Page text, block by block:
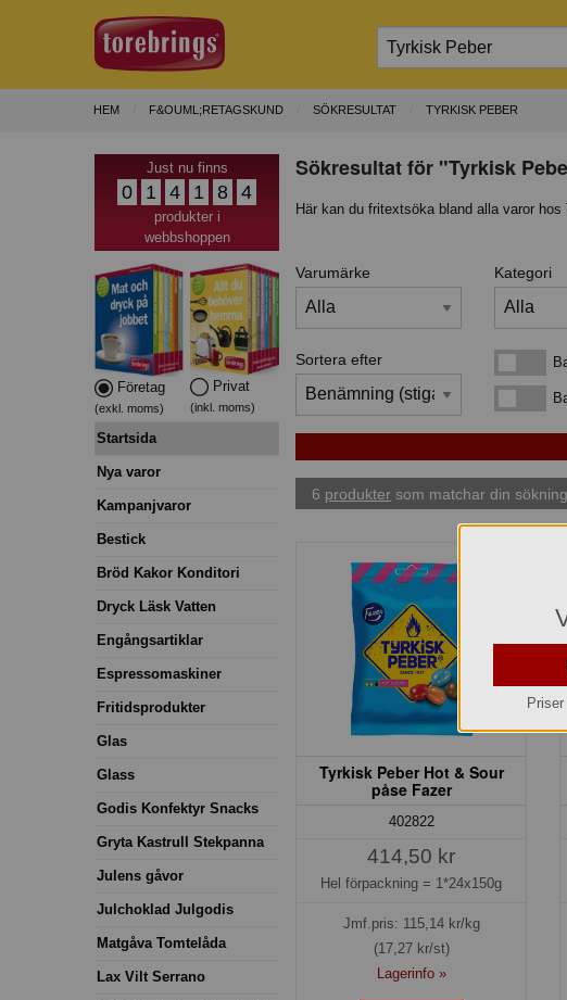
HEM F&OUML;RETAGSKUND SÖKRESULTAT TYRKISK PEBER
Just nu finns
0 1 4 1 8 4
produkter i
webbshoppen
Företag
(exkl. moms)
Privat
(inkl. moms)
Startsida
Nya varor
Kampanjvaror
Bestick
Bröd Kakor Konditori
Dryck Läsk Vatten
Engångsartiklar
Espressomaskiner
Fritidsprodukter
Glas
Glass
Godis Konfektyr Snacks
Gryta Kastrull Stekpanna
Julens gåvor
Julchoklad Julgodis
Matgåva Tomtelåda
Lax Vilt Serrano
Sökresultat för "Tyrkisk
Här kan du fritextsöka bland alla varor
Varumärke Kategori
Sortera efter Bara
Bara
6 produkter som matchar din
Tyrkisk Peber Hot & Sour
påse Fazer
402822
414,50 kr
Hel förpackning = 1*24x150g
Jmf.pris: 115,14kr/kg
(17,27 kr/st)
Lagerinfo »